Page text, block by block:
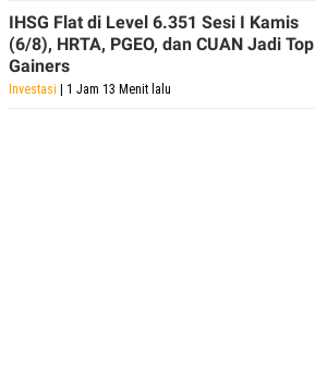
IHSG Flat di Level 6.351 Sesi I Kamis
(6/8), HRTA, PGEO, dan CUAN Jadi Top
Gainers
Investasi | 1 Jam 13 Menit lalu